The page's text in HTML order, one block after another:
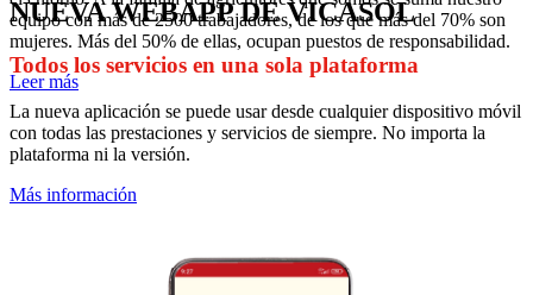
equipo con más de 2500 trabajadores, de los que más del 70% son
mujeres. Más del 50% de ellas, ocupan puestos de responsabilidad.
Leer más
NUEVA WEBAPP DE VICASOL
Todos los servicios en una sola plataforma
La nueva aplicación se puede usar desde cualquier dispositivo móvil
con todas las prestaciones y servicios de siempre. No importa la
plataforma ni la versión.
Más información